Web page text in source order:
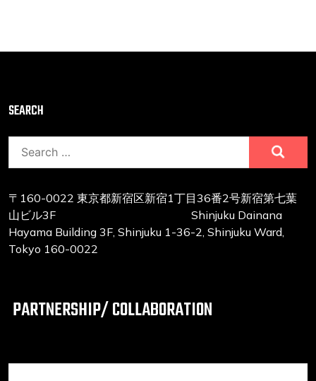
SEARCH
for:
〒160-0022 東京都新宿区新宿1丁目36番2号新宿第七葉
山ビル3F Shinjuku Dainana
Hayama Building 3F, Shinjuku 1-36-2, Shinjuku Ward,
Tokyo 160-0022
PARTNERSHIP/ COLLABORATION